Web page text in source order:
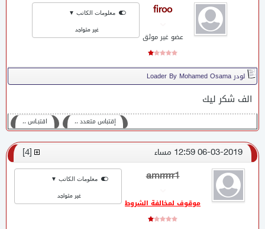
firoo
عضو غير موثق
معلومات الكاتب ▼
غير متواجد
لودر Loader By Mohamed Osama
الف شكر ليك
اقتبـاس ،، إقتباس متعدد ،،
06-03-2019 12:59 مساء [
4
amrrrrr1
موقوف لمخالفة الشروط
معلومات الكاتب ▼
غير متواجد